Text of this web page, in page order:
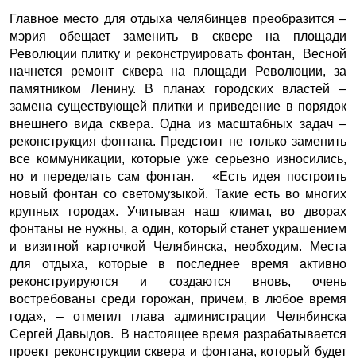
Главное место для отдыха челябинцев преобразится –
мэрия обещает заменить в сквере на площади
Революции плитку и реконструировать фонтан, Весной
начнется ремонт сквера на площади Революции, за
памятником Ленину. В планах городских властей –
замена существующей плитки и приведение в порядок
внешнего вида сквера. Одна из масштабных задач –
реконструкция фонтана. Предстоит не только заменить
все коммуникации, которые уже серьезно износились,
но и переделать сам фонтан. «Есть идея построить
новый фонтан со светомузыкой. Такие есть во многих
крупных городах. Учитывая наш климат, во дворах
фонтаны не нужны, а один, который станет украшением
и визитной карточкой Челябинска, необходим. Места
для отдыха, которые в последнее время активно
реконструируются и создаются вновь, очень
востребованы среди горожан, причем, в любое время
года», – отметил глава администрации Челябинска
Сергей Давыдов. В настоящее время разрабатывается
проект реконструкции сквера и фонтана, который будет